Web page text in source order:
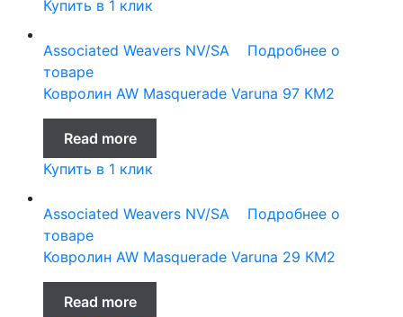
Купить в 1 клик
Associated Weavers NV/SA
Подробнее о
товаре
Ковролин AW Masquerade Varuna 97 КМ2
Read more
Купить в 1 клик
Associated Weavers NV/SA
Подробнее о
товаре
Ковролин AW Masquerade Varuna 29 КМ2
Read more